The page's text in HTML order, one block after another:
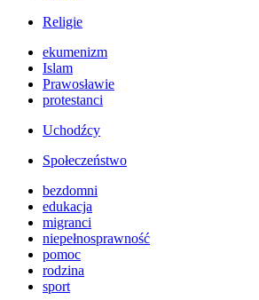
Religie
ekumenizm
Islam
Prawosławie
protestanci
Uchodźcy
Społeczeństwo
bezdomni
edukacja
migranci
niepełnosprawność
pomoc
rodzina
sport